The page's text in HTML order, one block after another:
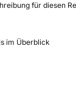
für diesen
im Überblick